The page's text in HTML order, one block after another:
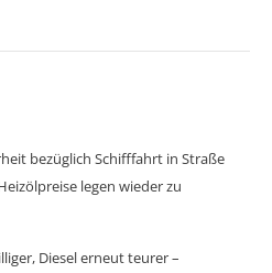
bezüglich Schifffahrt in Straße
legen wieder zu
Diesel erneut teurer –